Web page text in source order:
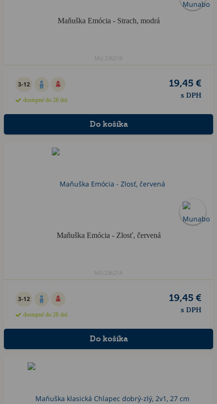
Maňuška Emócia - Strach, modrá
MU.23621B
3-12
dostupné do 28 dní
19,45 €
s DPH
Maňuška Emócia - Zlosť, červená
MU.23621A
3-12
dostupné do 28 dní
19,45 €
s DPH